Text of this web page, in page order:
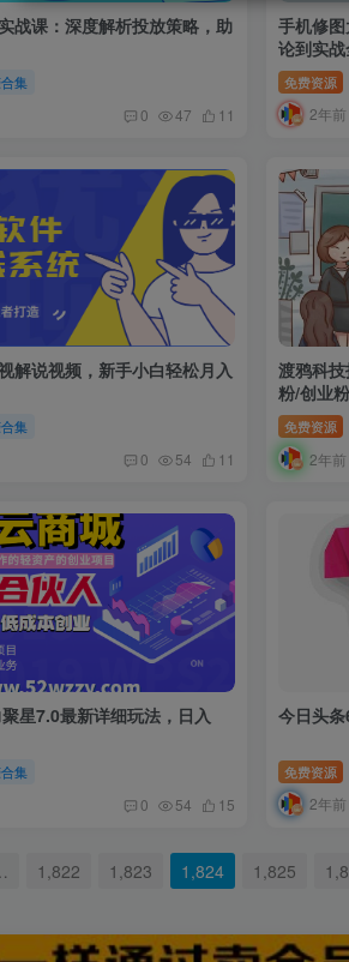
战课：深度解析投放策略，助
集
0 47 11
手机修
论到实
免费资源
2年前
解说视频，新手小白轻松月入
集
0 54 11
渡鸦科
粉/创业
免费资源
2年前
星7.0最新详细玩法，日入
集
0 54 15
今日头
免费资源
2年前
1,822 1,823 1,824 1,825